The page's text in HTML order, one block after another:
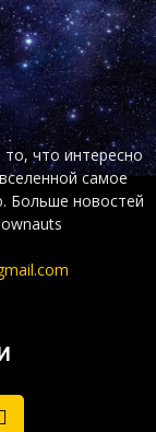
то, что интересно
самое
Больше новостей